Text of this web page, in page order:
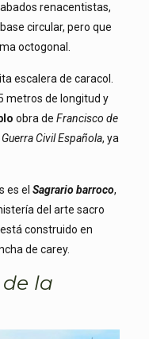
renacentistas,
circular, pero que
octogonal.
escalera de caracol.
metros de longitud y
obra de Francisco de
Guerra Civil Española, ya
es el Sagrario barroco,
del arte sacro
construido en
de carey.
la